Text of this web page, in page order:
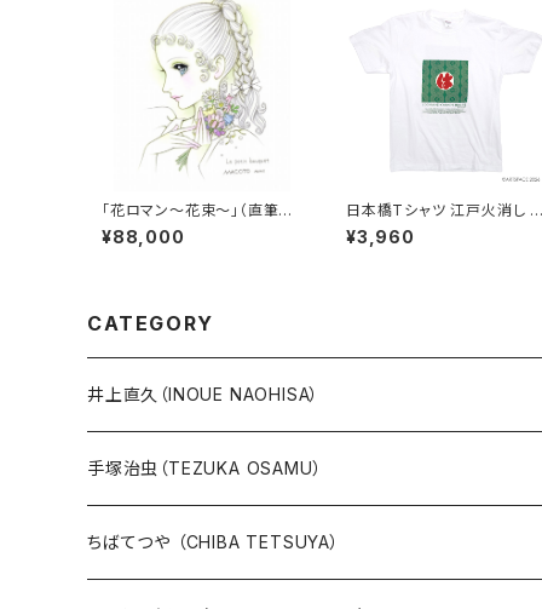
「花ロマン～花束～」（直筆サ
イン入り）
¥88,000
日本橋Tシャツ 江戸火消し
組
¥3,960
CATEGORY
井上直久（INOUE NAOHISA）
人気作品TOP10
版画
手塚治虫（TEZUKA OSAMU）
版画
ちばてつや （CHIBA TETSUYA）